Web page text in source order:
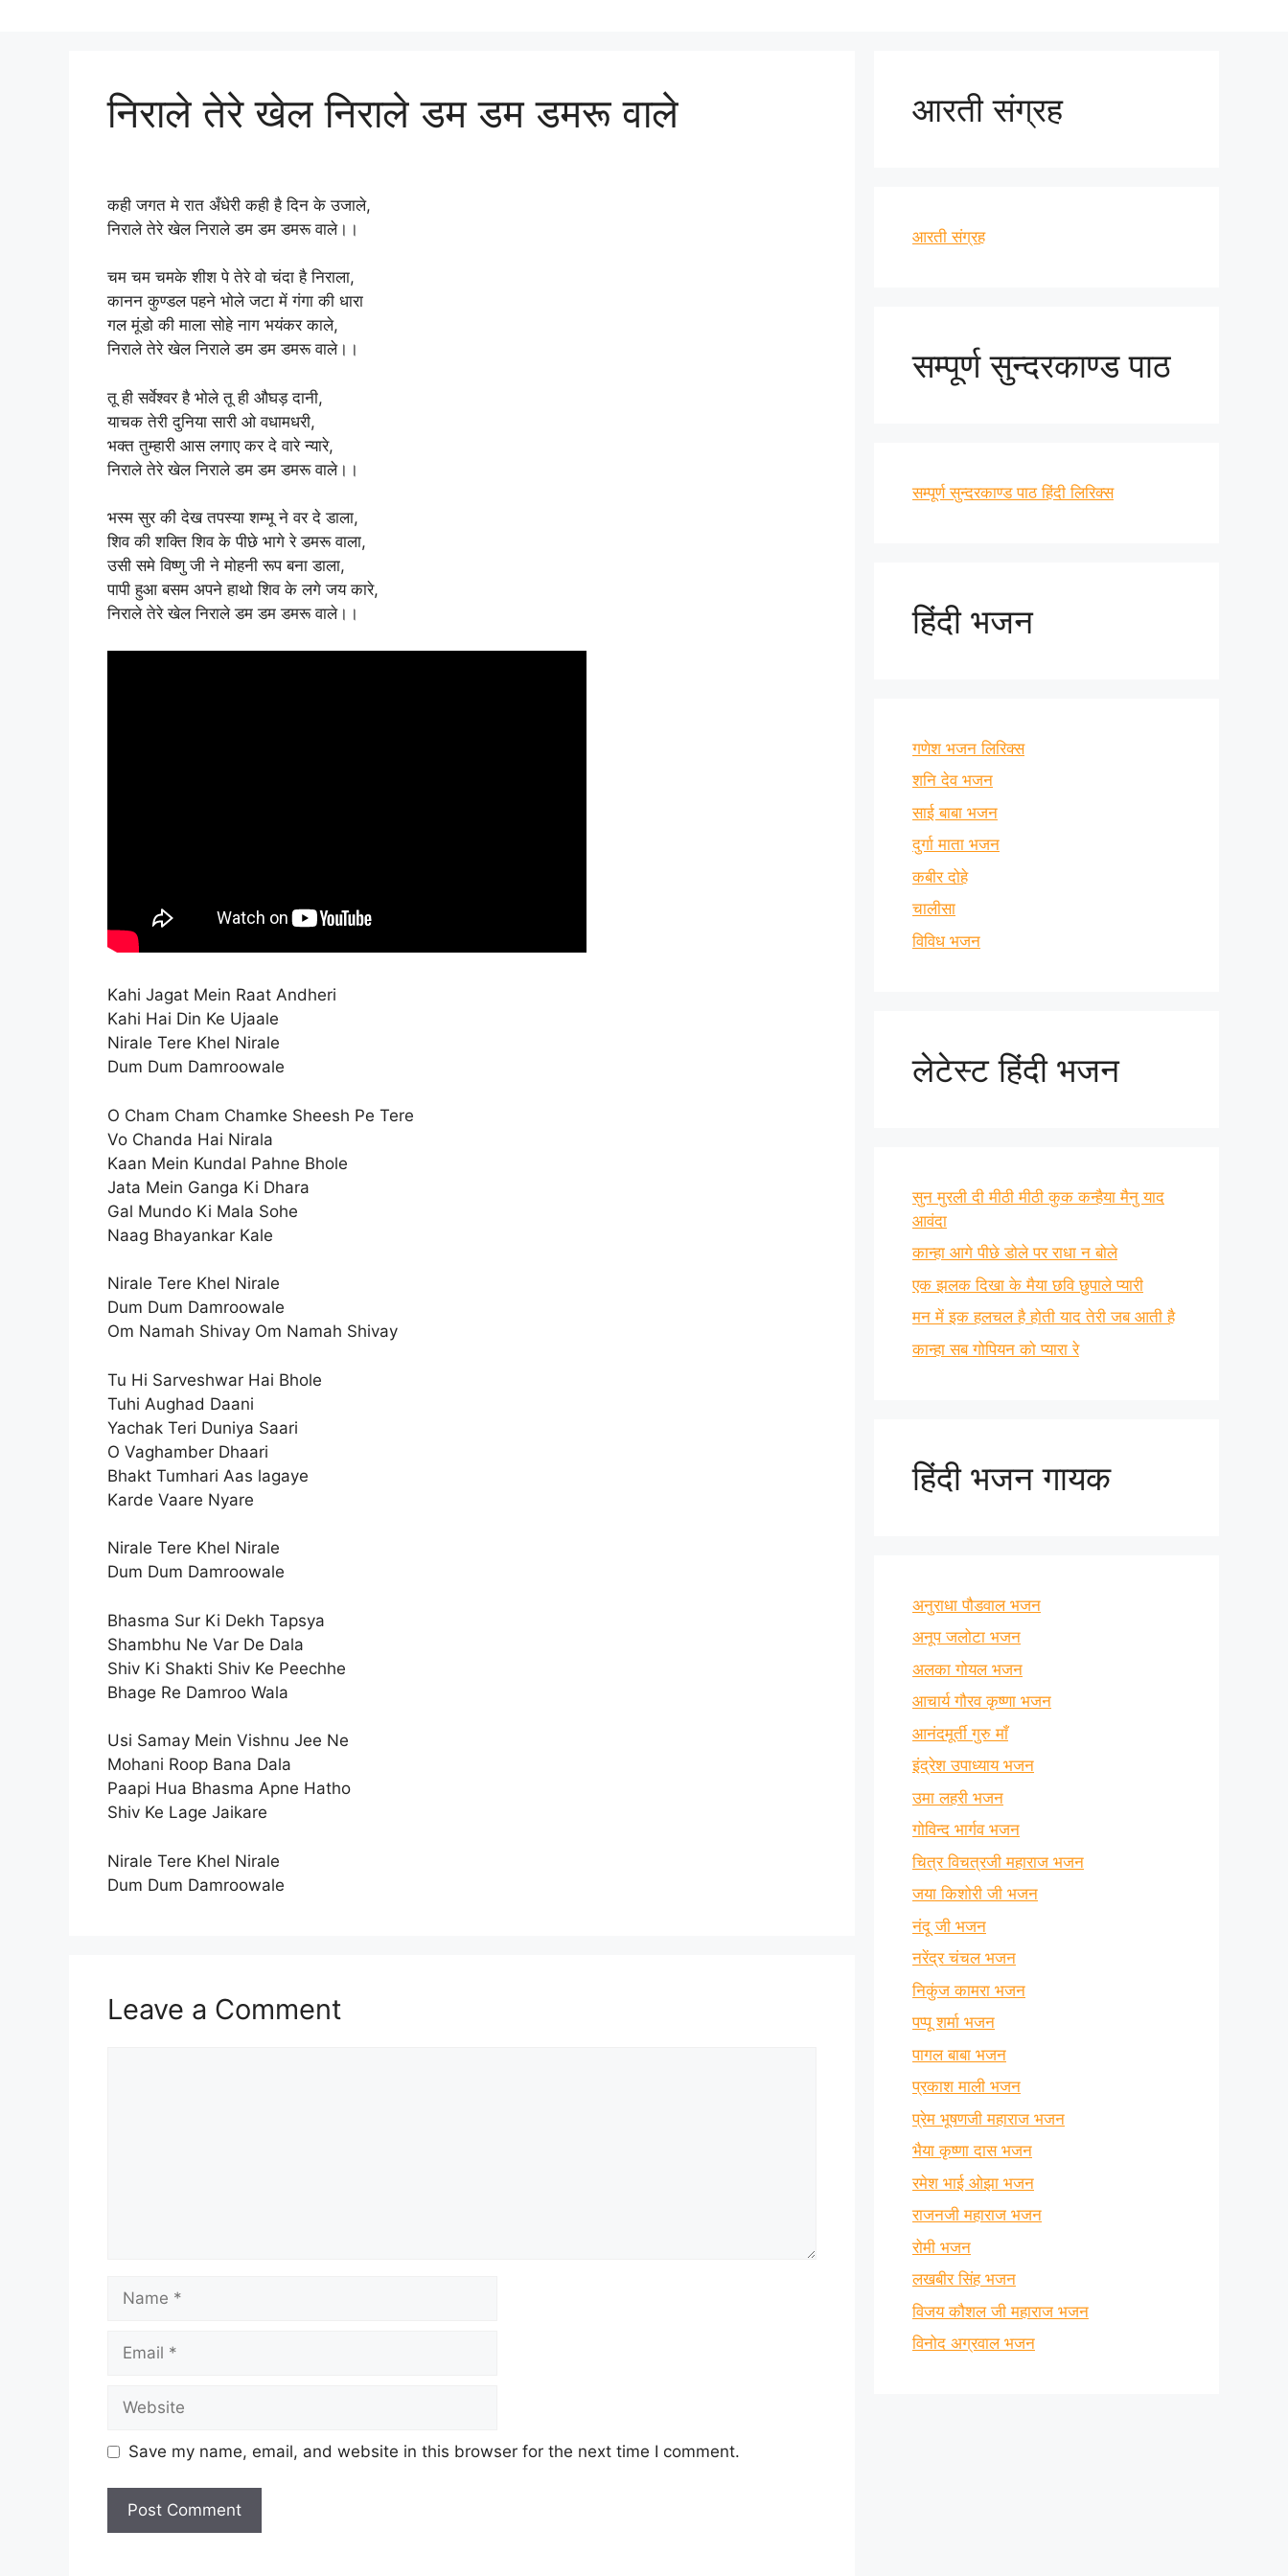
निराले तेरे खेल निराले डम डम डमरू वाले
कही जगत मे रात अँधेरी कही है दिन के उजाले,
निराले तेरे खेल निराले डम डम डमरू वाले।।
चम चम चमके शीश पे तेरे वो चंदा है निराला,
कानन कुण्डल पहने भोले जटा में गंगा की धारा
गल मूंडो की माला सोहे नाग भयंकर काले,
निराले तेरे खेल निराले डम डम डमरू वाले।।
तू ही सर्वेश्वर है भोले तू ही औघड़ दानी,
याचक तेरी दुनिया सारी ओ वधामधरी,
भक्त तुम्हारी आस लगाए कर दे वारे न्यारे,
निराले तेरे खेल निराले डम डम डमरू वाले।।
भस्म सुर की देख तपस्या शम्भू ने वर दे डाला,
शिव की शक्ति शिव के पीछे भागे रे डमरू वाला,
उसी समे विष्णु जी ने मोहनी रूप बना डाला,
पापी हुआ बसम अपने हाथो शिव के लगे जय कारे,
निराले तेरे खेल निराले डम डम डमरू वाले।।
Kahi Jagat Mein Raat Andheri
Kahi Hai Din Ke Ujaale
Nirale Tere Khel Nirale
Dum Dum Damroowale
O Cham Cham Chamke Sheesh Pe Tere
Vo Chanda Hai Nirala
Kaan Mein Kundal Pahne Bhole
Jata Mein Ganga Ki Dhara
Gal Mundo Ki Mala Sohe
Naag Bhayankar Kale
Nirale Tere Khel Nirale
Dum Dum Damroowale
Om Namah Shivay Om Namah Shivay
Tu Hi Sarveshwar Hai Bhole
Tuhi Aughad Daani
Yachak Teri Duniya Saari
O Vaghamber Dhaari
Bhakt Tumhari Aas lagaye
Karde Vaare Nyare
Nirale Tere Khel Nirale
Dum Dum Damroowale
Bhasma Sur Ki Dekh Tapsya
Shambhu Ne Var De Dala
Shiv Ki Shakti Shiv Ke Peechhe
Bhage Re Damroo Wala
Usi Samay Mein Vishnu Jee Ne
Mohani Roop Bana Dala
Paapi Hua Bhasma Apne Hatho
Shiv Ke Lage Jaikare
Nirale Tere Khel Nirale
Dum Dum Damroowale
Leave a Comment
Save my name, email, and website in this browser for the next time I comment.
आरती संग्रह
आरती संग्रह
सम्पूर्ण सुन्दरकाण्ड पाठ
सम्पूर्ण सुन्दरकाण्ड पाठ हिंदी लिरिक्स
हिंदी भजन
गणेश भजन लिरिक्स
शनि देव भजन
साई बाबा भजन
दुर्गा माता भजन
कबीर दोहे
चालीसा
विविध भजन
लेटेस्ट हिंदी भजन
सुन मुरली दी मीठी मीठी कुक कन्हैया मैनु याद
आवंदा
कान्हा आगे पीछे डोले पर राधा न बोले
एक झलक दिखा के मैया छवि छुपाले प्यारी
मन में इक हलचल है होती याद तेरी जब आती है
कान्हा सब गोपियन को प्यारा रे
हिंदी भजन गायक
अनुराधा पौडवाल भजन
अनूप जलोटा भजन
अलका गोयल भजन
आचार्य गौरव कृष्णा भजन
आनंदमूर्ती गुरु माँ
इंद्रेश उपाध्याय भजन
उमा लहरी भजन
गोविन्द भार्गव भजन
चित्र विचत्रजी महाराज भजन
जया किशोरी जी भजन
नंदू जी भजन
नरेंद्र चंचल भजन
निकुंज कामरा भजन
पप्पू शर्मा भजन
पागल बाबा भजन
प्रकाश माली भजन
प्रेम भूषणजी महाराज भजन
भैया कृष्णा दास भजन
रमेश भाई ओझा भजन
राजनजी महाराज भजन
रोमी भजन
लखबीर सिंह भजन
विजय कौशल जी महाराज भजन
विनोद अग्रवाल भजन